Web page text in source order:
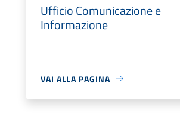
Ufficio Comunicazione e
Informazione
VAI ALLA PAGINA